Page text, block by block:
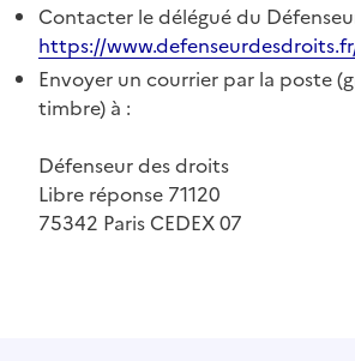
Contacter le délégué du
https://
Envoyer un courrier par la poste
timbre) à :
Défenseur des droits
Libre réponse 71120
75342 Paris CEDEX 07